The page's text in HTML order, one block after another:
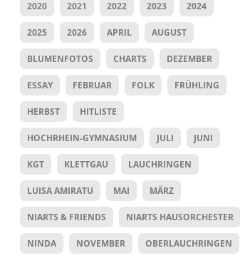
2020 2021 2022 2023 2024
2025 2026 APRIL AUGUST
BLUMENFOTOS CHARTS DEZEMBER
ESSAY FEBRUAR FOLK FRÜHLING
HERBST HITLISTE
HOCHRHEIN-GYMNASIUM JULI JUNI
KGT KLETTGAU LAUCHRINGEN
LUISA AMIRATU MAI MÄRZ
NIARTS & FRIENDS NIARTS HAUSORCHESTER
NINDA NOVEMBER OBERLAUCHRINGEN